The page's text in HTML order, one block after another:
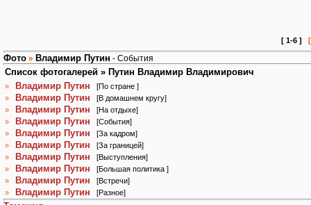
[ 1-6 ]
Фото » Владимир Путин - События
Список фотогалерей » Путин Владимир Владимирович
» Владимир Путин [По стране ]
»
Владимир Путин [В домашнем кругу]
»
Владимир Путин [На отдыхе]
»
Владимир Путин [События]
»
Владимир Путин [За кадром]
»
Владимир Путин [За границей]
»
Владимир Путин [Выступления]
»
Владимир Путин [Большая политика ]
»
Владимир Путин [Встречи]
»
Владимир Путин [Разное]